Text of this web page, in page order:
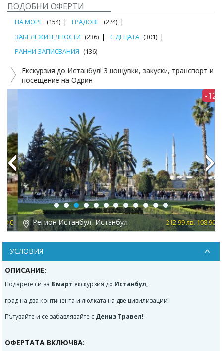
ПОДОБНИ ОФЕРТИ
НА МОРЕ (154) ГРАДОВЕ (274)
ЗАБЕЛЕЖИТЕЛНОСТИ (236) С ДЕЦАТА (301)
РАННИ ЗАПИСВАНИЯ (136)
Екскурзия до Истанбул! 3 нощувки, закуски, транспорт и
посещение на Одрин
-12%
Регион Истанбул, Истанбул 212.99 лв. 108.90 €
Previous Next
УСЛОВИЯ
ОПИСАНИЕ:
Подарете си за 8 март екскурзия до Истанбул,
град на два континента и люлката на две цивилизации!
Пътувайте и се забавлявайте с Дениз Травел!
ОФЕРТАТА ВКЛЮЧВА: